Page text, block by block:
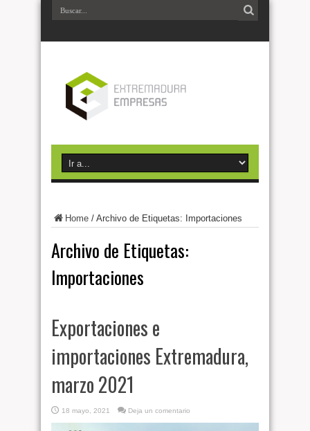
Home / Archivo de Etiquetas: Importaciones
Archivo de Etiquetas:
Importaciones
Exportaciones e
importaciones Extremadura,
marzo 2021
18 mayo, 2021 Deja un comentario